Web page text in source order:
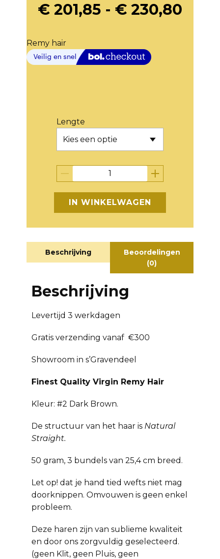
€ 201,85 - € 230,80
Remy hair
Lengte
IN WINKELWAGEN
Beschrijving
Beoordelingen
(0)
Beschrijving
Levertijd 3 werkdagen
Gratis verzending vanaf €300
Showroom in s’Gravendeel
Finest Quality Virgin Remy Hair
Kleur: #2 Dark Brown.
De structuur van het haar is Natural
Straight.
50 gram, 3 bundels van 25,4 cm breed.
Let op! dat je hand tied wefts niet mag
doorknippen. Omvouwen is geen enkel
probleem.
Deze haren zijn van sublieme kwaliteit
en door ons zorgvuldig geselecteerd.
(geen Klit, geen Pluis, geen